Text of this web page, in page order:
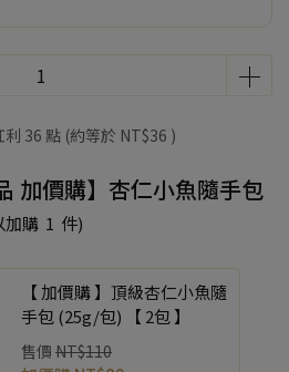
利 36 點 (約等於 NT$36 )
加價購】杏仁小魚隨手包
加購 1 件)
【 加價購 】頂級杏仁小魚隨
手包 (25g/包) 【 2包 】
售價 NT$110